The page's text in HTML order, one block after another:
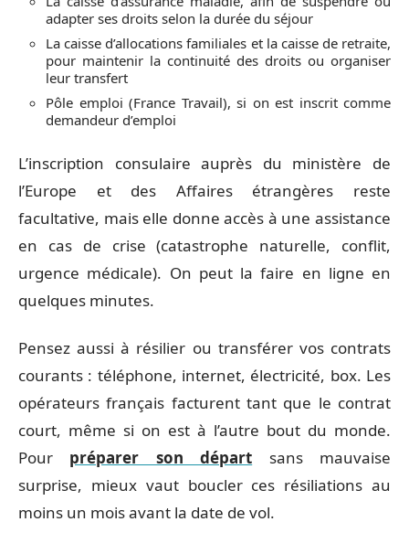
adapter ses droits selon la durée du séjour
La caisse d’allocations familiales et la caisse de retraite,
pour maintenir la continuité des droits ou organiser
leur transfert
Pôle emploi (France Travail), si on est inscrit comme
demandeur d’emploi
L’inscription consulaire auprès du ministère de
l’Europe et des Affaires étrangères reste
facultative, mais elle donne accès à une assistance
en cas de crise (catastrophe naturelle, conflit,
urgence médicale). On peut la faire en ligne en
quelques minutes.
Pensez aussi à résilier ou transférer vos contrats
courants : téléphone, internet, électricité, box. Les
opérateurs français facturent tant que le contrat
court, même si on est à l’autre bout du monde.
Pour préparer son départ sans mauvaise
surprise, mieux vaut boucler ces résiliations au
moins un mois avant la date de vol.